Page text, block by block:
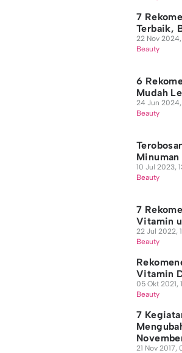
7
Terbaik,
22 Nov
Beauty
6
Mudah
24 Jun
Beauty
10 Jul 2023,
Beauty
7
Vitamin
22 Jul 2022,
Beauty
Vitamin
05 Okt 2021,
Beauty
7
21 Nov 2017,